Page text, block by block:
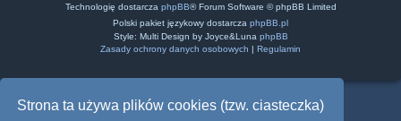
Strona ta używa plików cookies (tzw. ciasteczka)
Technologię dostarcza phpBB® Forum Software © phpBB Limited
Polski pakiet językowy dostarcza phpBB.pl
Style: Multi Design by Joyce&Luna phpBB
Zasady ochrony danych osobowych | Regulamin